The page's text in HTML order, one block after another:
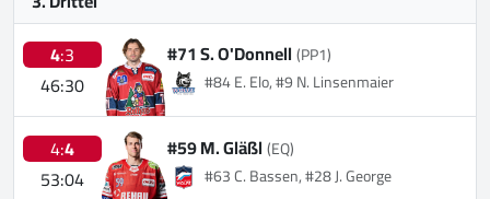
4:3
46:30
#71 S. O'Donnell(PP1)
#84 E. Elo, #9 N. Linsenmaier
4:4
53:04
#59 M. Gläßl(EQ)
#63 C. Bassen, #28 J. George